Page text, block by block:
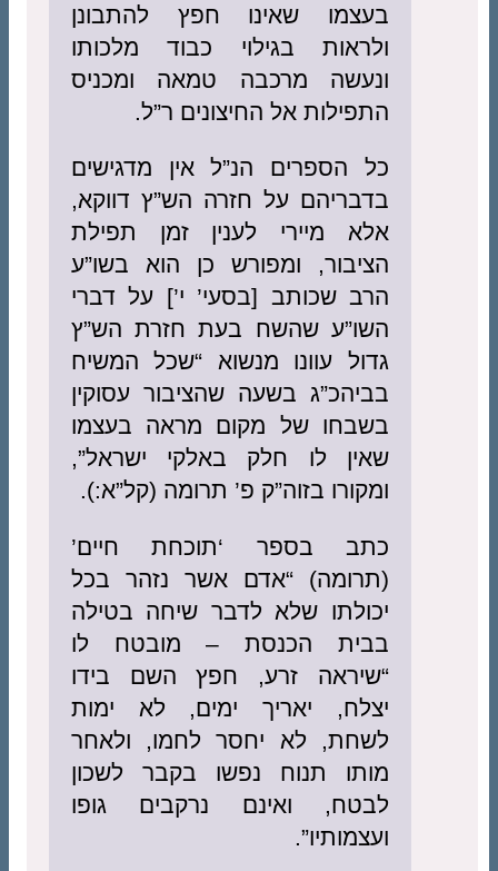
בעצמו שאינו חפץ להתבונן
ולראות בגילוי כבוד מלכותו
ונעשה מרכבה טמאה ומכניס
התפילות אל החיצונים ר”ל.
כל הספרים הנ”ל אין מדגישים
בדבריהם על חזרה הש”ץ דווקא,
אלא מיירי לענין זמן תפילת
הציבור, ומפורש כן הוא בשו”ע
הרב שכותב [בסעי’ י’] על דברי
השו”ע שהשח בעת חזרת הש”ץ
גדול עוונו מנשוא “שכל המשיח
בביהכ”ג בשעה שהציבור עסוקין
בשבחו של מקום מראה בעצמו
שאין לו חלק באלקי ישראל”,
ומקורו בזוה”ק פ’ תרומה (קל”א:).
כתב בספר ‘תוכחת חיים’
(תרומה) “אדם אשר נזהר בכל
יכולתו שלא לדבר שיחה בטילה
בבית הכנסת – מובטח לו
“שיראה זרע, חפץ השם בידו
יצלח, יאריך ימים, לא ימות
לשחת, לא יחסר לחמו, ולאחר
מותו תנוח נפשו בקבר לשכון
לבטח, ואינם נרקבים גופו
ועצמותיו”.